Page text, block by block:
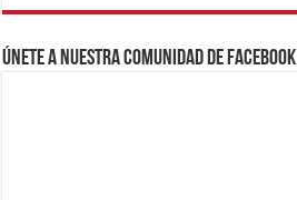
Únete a nuestra comunidad de Facebook